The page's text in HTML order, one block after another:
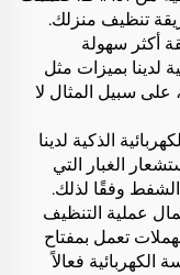
تنظيف منزلك.
أكثر سهولة
لدينا بميزات مثل
على سبيل المثال لا
الذكية لدينا
الغبار التي
وفقًا لذلك.
عملية التنظيف
تعمل بمفتاح
فعالاً